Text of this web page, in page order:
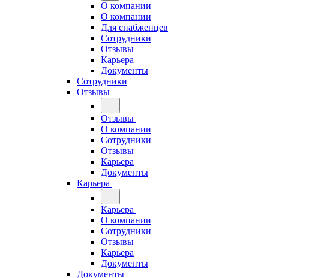
О компании
О компании
Для снабженцев
Сотрудники
Отзывы
Карьера
Документы
Сотрудники
Отзывы
Отзывы
О компании
Сотрудники
Отзывы
Карьера
Документы
Карьера
Карьера
О компании
Сотрудники
Отзывы
Карьера
Документы
Документы